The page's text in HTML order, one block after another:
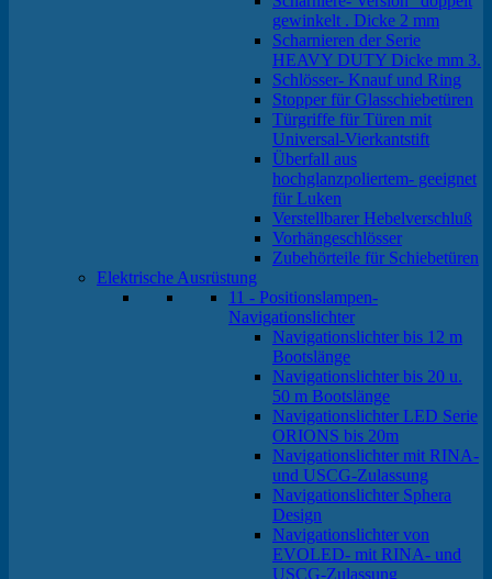
gewinkelt . Dicke 2 mm
Scharnieren der Serie
HEAVY DUTY Dicke mm 3.
Schlösser- Knauf und Ring
Stopper für Glasschiebetüren
Türgriffe für Türen mit
Universal-Vierkantstift
Überfall aus
hochglanzpoliertem- geeignet
für Luken
Verstellbarer Hebelverschluß
Vorhängeschlösser
Zubehörteile für Schiebetüren
Elektrische Ausrüstung
11 - Positionslampen-
Navigationslichter
Navigationslichter bis 12 m
Bootslänge
Navigationslichter bis 20 u.
50 m Bootslänge
Navigationslichter LED Serie
ORIONS bis 20m
Navigationslichter mit RINA-
und USCG-Zulassung
Navigationslichter Sphera
Design
Navigationslichter von
EVOLED- mit RINA- und
USCG-Zulassung